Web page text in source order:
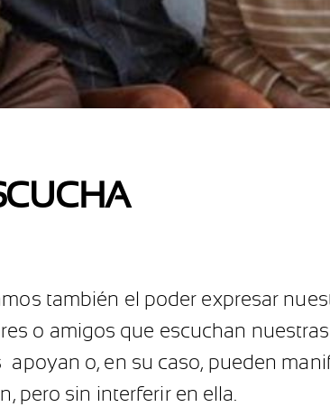
también el poder expresar
o amigos que escuchan nuestras
o, en su caso, pueden
pero sin interferir en ella.